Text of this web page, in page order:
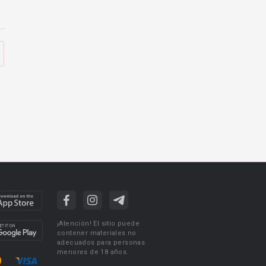
¡Atención! El sitio puede
contener materiales no
adecuados para personas
menores de 18 años.